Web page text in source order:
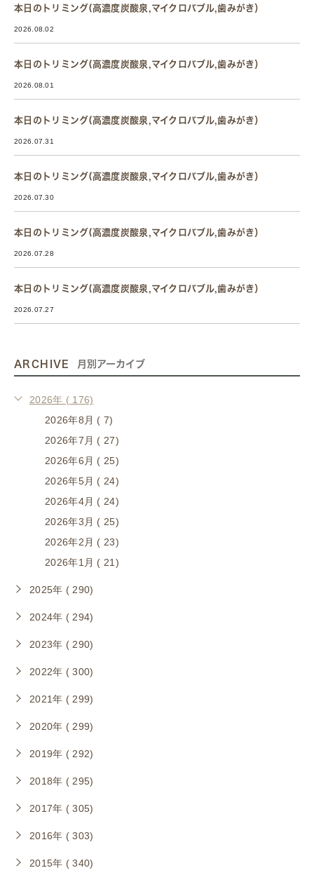
本日のトリミング(高濃度炭酸泉,マイクロバブル,歯みがき）
2026.08.02
本日のトリミング(高濃度炭酸泉,マイクロバブル,歯みがき）
2026.08.01
本日のトリミング(高濃度炭酸泉,マイクロバブル,歯みがき）
2026.07.31
本日のトリミング(高濃度炭酸泉,マイクロバブル,歯みがき）
2026.07.30
本日のトリミング(高濃度炭酸泉,マイクロバブル,歯みがき）
2026.07.28
本日のトリミング(高濃度炭酸泉,マイクロバブル,歯みがき）
2026.07.27
ARCHIVE 月別アーカイブ
2026年 ( 176)
2026年8月 ( 7)
2026年7月 ( 27)
2026年6月 ( 25)
2026年5月 ( 24)
2026年4月 ( 24)
2026年3月 ( 25)
2026年2月 ( 23)
2026年1月 ( 21)
2025年 ( 290)
2024年 ( 294)
2023年 ( 290)
2022年 ( 300)
2021年 ( 299)
2020年 ( 299)
2019年 ( 292)
2018年 ( 295)
2017年 ( 305)
2016年 ( 303)
2015年 ( 340)